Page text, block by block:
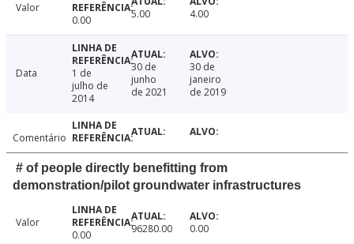
Valor
0.00
5.00 4.00
Data
1 de
julho de
2014
30 de
junho
de 2021
30 de
janeiro
de 2019
Comentário
# of people directly benefitting from
demonstration/pilot groundwater infrastructures
Valor
0.00
96280.00 0.00